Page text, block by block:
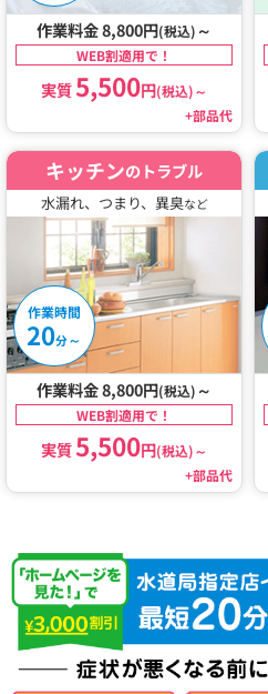
作業料金 8,800円(税込) ～
WEB割適用で！
実質5,500円(税込)～
+部品代
キッチンのトラブル
水漏れ、つまり、異臭など
作業時間
20分～
作業料金 8,800円(税込) ～
WEB割適用で！
実質5,500円(税込)～
+部品代